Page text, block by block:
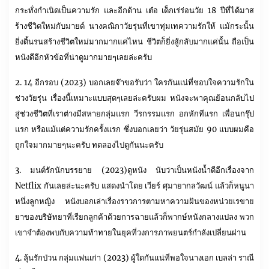
กระทั่งกำเนิดเป็นความรัก และอีกด้าน เต๋อ เด็กเร่ร่อนวัย 18 ปีที่ได้มาส
ร้างชีวิตใหม่กับมายด์ นางคณิกาวัยรุ่นที่เขาทุ่มเทความรักให้ แม้กระนั้น
ยิ่งดิ้นรนสร้างชีวิตใหม่มากมากแค่ไหน ชีวิตก็ยิ่งสู้กลับมากแค่นั้น ถือเป็น
หนังดีอีกหัวข้อที่น่าดูมากมายๆเลยล่ะครับ
2. 14 อีกรอบ (2023) บอกเลยจ๊าขอรับว่า ใครกันแน่ที่ชอบใจความรักใน
ช่วงวัยรุ่น เรื่องนี้เหมาะแบบสุดๆเลยล่ะครับผม หนังจะพาคุณย้อนกลับไป
สู่ช่วงชีวิตที่เราต่างมีสหายกลุ่มแรก วีรกรรมแรก อกหักทีแรก เพื่อนกรุ๊ป
แรก หรือแม้แต่ความรักครั้งแรก ซึ่งบอกเลยว่า วัยรุ่นสมัย 90 แบบผมคือ
ถูกใจมากมายๆนะครับ ทดลองไปดูกันนะครับ
3. มนต์รักนักบรรยาย (2023)ดูหนัง นับว่าเป็นหนังน้ำดีอีกเรื่องจาก
Netflix กันเลยล่ะนะครับ แสดงนำโดย เวียร์ ศุมายากลวัฒน์ แล้วก็หนูนา
หนึ่งลูกหญิง หนังบอกเล่าเรื่องราวการตามหาความฝันของหน่วยเรขาย
ยาของบริษัทยาที่เรียกลูกค้าด้วยการฉายแล้วก็พากษ์หนังกลางแปลง พวก
เขาจำต้องพบกับความท้าทายในยุคที่วงการภาพยนตร์กำลังเปลี่ยนผ่าน
4. ลุ้นรักป่วน กลุ่มแฟนเก่า (2023) ผู้ใดกันแน่ที่พอใจนางเอก เบลล่า ราณี